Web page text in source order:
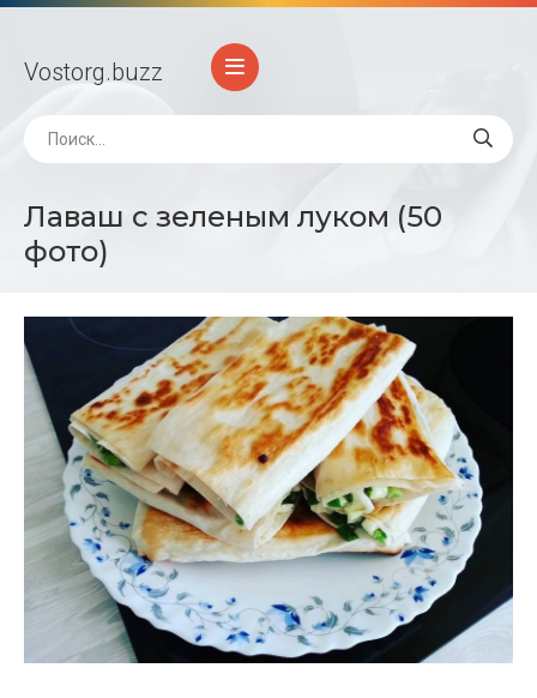
Vostorg.buzz
Лаваш с зеленым луком (50
фото)